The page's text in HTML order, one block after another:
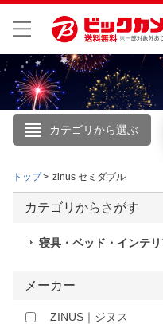
カテゴリから選ぶこん
トップ zinus セミダブル
カテゴリからさがす
寝具・ベッド・インテ
メーカー
ZINUS｜ジヌス